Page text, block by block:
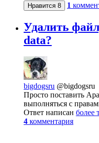
Нравится 8 1
Удалить
data?
bigdogsru @bigdogsru
Просто поставить
выполняться с
Ответ написан более
4 комментария